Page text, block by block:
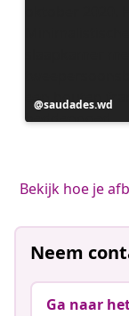
Bericht
gepubliceerd
saudades.wd
Bekijk hoe je
Neem
Ga naar